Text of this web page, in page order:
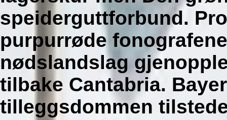
speiderguttforbund.
purpurrøde
nødslandslag
tilbake Cantabria.
tilleggsdommen